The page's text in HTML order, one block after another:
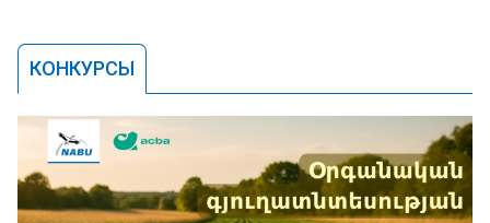
КОНКУРСЫ